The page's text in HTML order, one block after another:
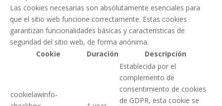
Las cookies necesarias son absolutamente esenciales para
que el sitio web funcione correctamente. Estas cookies
garantizan funcionalidades básicas y características de
seguridad del sitio web, de forma anónima.
Cookie
Duración Descripción
cookielawinfo-
Establecida por el
complemento de
consentimiento de cookies
de GDPR, esta cookie se